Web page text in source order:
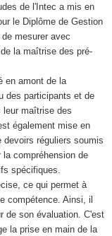
de l'Intec a mis en
le Diplôme de Gestion
mesurer avec
la maîtrise des pré-
en amont de la
des participants et de
leur maîtrise des
également mise en
réguliers soumis
compréhension de
spécifiques.
ce qui permet à
compétence. Ainsi, il
de son évaluation. C'est
la prise en main de la